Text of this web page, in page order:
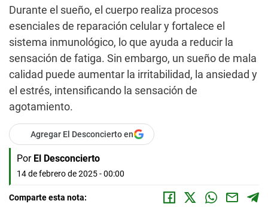
Durante el sueño, el cuerpo realiza procesos
esenciales de reparación celular y fortalece el
sistema inmunológico, lo que ayuda a reducir la
sensación de fatiga. Sin embargo, un sueño de mala
calidad puede aumentar la irritabilidad, la ansiedad y
el estrés, intensificando la sensación de
agotamiento.
Agregar El Desconcierto en
Por El Desconcierto
14 de febrero de 2025 - 00:00
Comparte esta nota: